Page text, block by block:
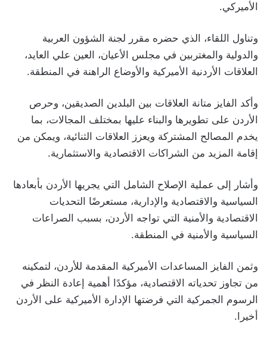
الأميركي.
وتناول اللقاء، الذي حضره مقرر لجنة الشؤون العربية
والدولية والمغتربين في مجلس الأعيان، العين علي العايد،
العلاقات الأردنية الأميركية والأوضاع الراهنة في المنطقة.
وأكد الفايز متانة العلاقات بين البلدين الصديقين، وحرص
الأردن على تطويرها والبناء عليها بمختلف المجالات، بما
يخدم المصالح المشتركة ويعزز العلاقات الثنائية، ويمكن من
إقامة المزيد من الشراكات الاقتصادية والاستثمارية.
وأشار إلى عملية الإصلاح الشامل التي يجريها الأردن بأبعادها
السياسية والاقتصادية والإدارية، مستعرضًا التحديات
الاقتصادية والأمنية التي تواجه الأردن، بسبب الصراعات
السياسية والأمنية في المنطقة.
وثمن الفايز المساعدات الأميركية المقدمة للأردن، لتمكينه
من تجاوز تحدياته الاقتصادية، مؤكدًا أهمية إعادة النظر في
الرسوم الجمركية التي فرضتها الإدارة الأميركية على الأردن
أخيرا.